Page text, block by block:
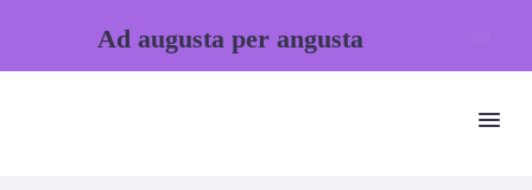
Ad augusta per angusta